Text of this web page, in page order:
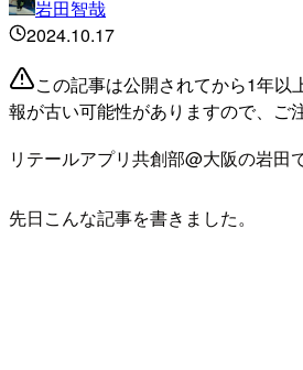
岩田智哉
2024.10.17
この記事は公開されてから1年以
報が古い可能性がありますので、ご
リテールアプリ共創部@大阪の岩田で
先日こんな記事を書きました。